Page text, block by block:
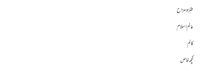
طنز و مزاح
عالم اسلام
کالم
کچھ خاص